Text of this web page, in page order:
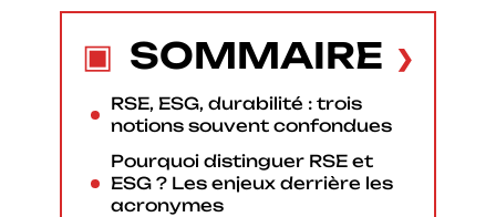
SOMMAIRE
RSE, ESG, durabilité : trois
notions souvent confondues
Pourquoi distinguer RSE et
ESG ? Les enjeux derrière les
acronymes